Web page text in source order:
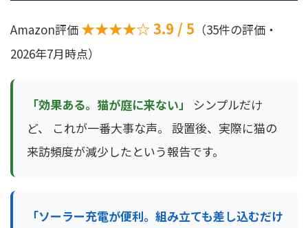
Amazon評価 ★★★★☆ 3.9 / 5 （35件の評価・
2026年7月時点）
「効果ある。猫が庭に来ない」
シンプルだけ
ど、 これが一番大事な声。 設置後、実際に猫の
来訪頻度が減少したという報告です。
「ソーラー充電が便利。組み立ても差し込むだけ